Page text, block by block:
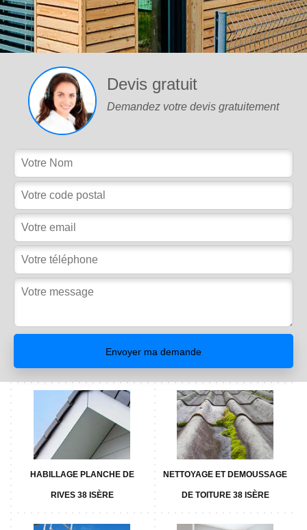
Devis gratuit
Demandez votre devis gratuitement
HABILLAGE PLANCHE DE
RIVES 38 ISÈRE
NETTOYAGE ET DEMOUSSAGE
DE TOITURE 38 ISÈRE